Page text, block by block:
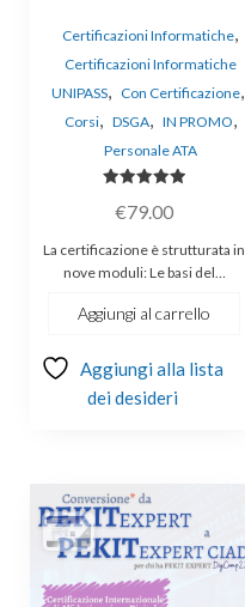
Certificazioni Informatiche,
Certificazioni Informatiche
UNIPASS, Con Certificazione,
Corsi, DSGA, IN PROMO,
Personale ATA
5.00
€79.00
La certificazione è strutturata in
nove moduli: Le basi del…
Aggiungi al carrello
Aggiungi alla lista
dei desideri